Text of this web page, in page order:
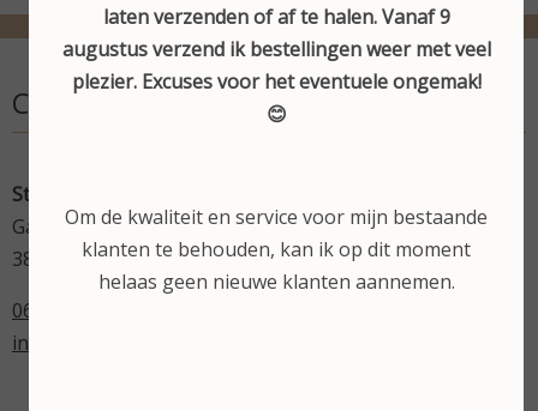
Contactgegevens
Stephanie's Beautysalon
Gardameer 17
3825 VN Amersfoort
06-43598714
info@stephaniesbeautysalon.nl
laten verzenden of af te halen. Vanaf 9
augustus verzend ik bestellingen weer met veel
plezier. Excuses voor het eventuele ongemak!
😊
Om de kwaliteit en service voor mijn bestaande
klanten te behouden, kan ik op dit moment
helaas geen nieuwe klanten aannemen.